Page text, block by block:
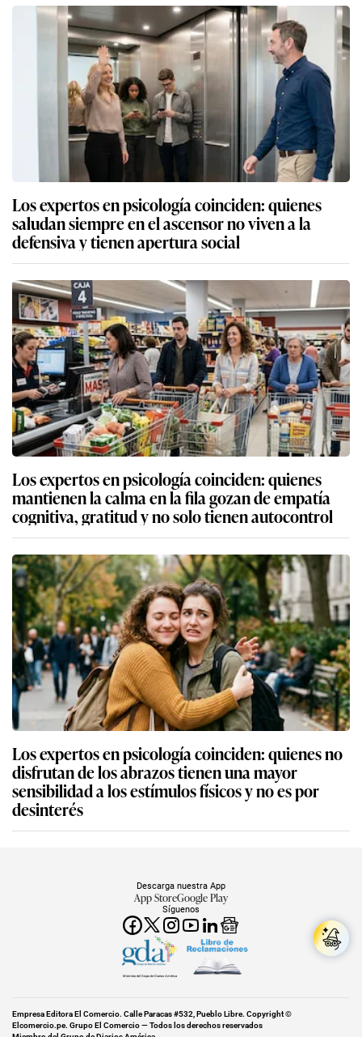
Los expertos en psicología coinciden: quienes
saludan siempre en el ascensor no viven a la
defensiva y tienen apertura social
Los expertos en psicología coinciden: quienes
mantienen la calma en la fila gozan de empatía
cognitiva, gratitud y no solo tienen autocontrol
Los expertos en psicología coinciden: quienes no
disfrutan de los abrazos tienen una mayor
sensibilidad a los estímulos físicos y no es por
desinterés
Síguenos
Descarga nuestra App
App StoreGoogle Play
Miembro del Grupo de Diarios América
Empresa Editora El Comercio. Calle Paracas #532, Pueblo Libre. Copyright ©
Elcomercio.pe. Grupo El Comercio — Todos los derechos reservados